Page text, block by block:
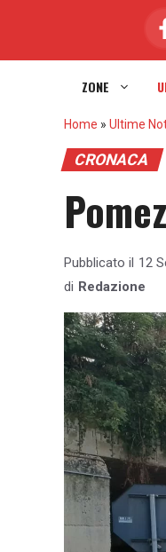
ZONE
Home » Ultime
CRONACA
Pubblicato il 12
di Redazione